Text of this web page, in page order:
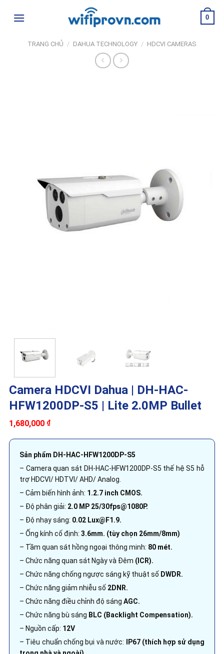
0
TRANG CHỦ / DAHUA TECHNOLOGY / HDCVI CAMERAS
Camera HDCVI Dahua | DH-HAC-
HFW1200DP-S5 | Lite 2.0MP Bullet
1,680,000 ₫
Sản phẩm DH-HAC-HFW1200DP-S5
– Camera quan sát DH-HAC-HFW1200DP-S5 thế hệ S5 hỗ
trợ HDCVI/ HDTVI/ AHD/ Analog.
– Cảm biến hình ảnh: 1.2.7 inch CMOS.
– Độ phân giải: 2.0 MP 25/30fps@1080P.
– Độ nhạy sáng: 0.02 Lux@F1.9.
– Ống kính cố định: 3.6mm. (tùy chọn 26mm/8mm)
– Tầm quan sát hồng ngoại thông minh: 80 mét.
– Chức năng quan sát Ngày và Đêm (ICR).
– Chức năng chống ngược sáng kỹ thuật số DWDR.
– Chức năng giảm nhiễu số 2DNR.
– Chức năng điều chỉnh độ sáng AGC.
– Chức năng bù sáng BLC (Backlight Compensation).
– Nguồn cấp: 12V
– Tiêu chuẩn chống bụi và nước:
IP67 (thích hợp sử dụng